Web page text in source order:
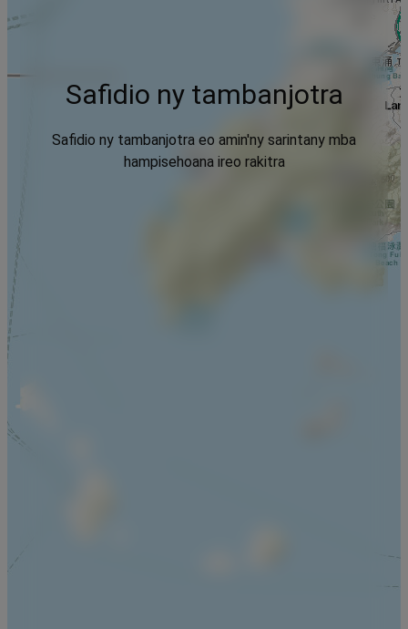
Safidio ny tambanjotra
Safidio ny tambanjotra eo amin'ny sarintany mba
hampisehoana ireo rakitra